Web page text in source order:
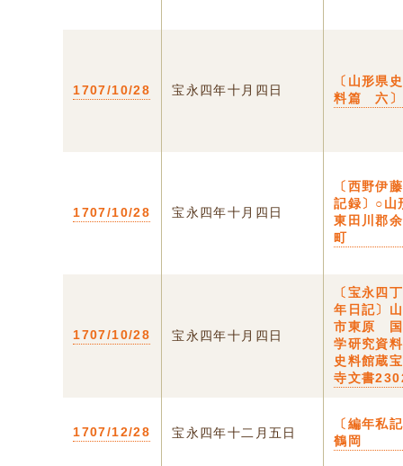
1707/10/28 宝永四年十月四日
〔山形県
料篇 六〕
1707/10/28 宝永四年十月四日
〔西野伊
記録〕○山
東田川郡
町
1707/10/28 宝永四年十月四日
〔宝永四
年日記〕
市東原
学研究資
史料館蔵
寺文書
1707/12/28 宝永四年十二月五日
〔編年私
鶴岡